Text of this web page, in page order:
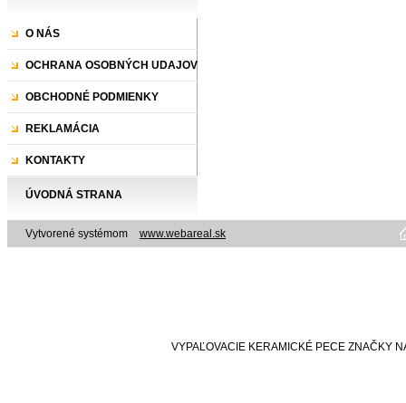
O NÁS
OCHRANA OSOBNÝCH UDAJOV
OBCHODNÉ PODMIENKY
REKLAMÁCIA
KONTAKTY
ÚVODNÁ STRANA
Vytvorené systémom www.webareal.sk
VYPAĽOVACIE KERAMICKÉ PECE ZNAČKY